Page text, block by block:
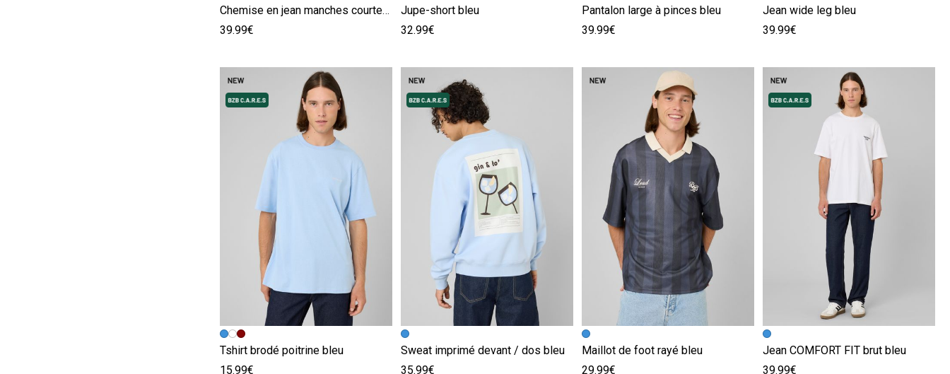
Chemise en jean manches courtes bleu
39.99€
Jupe-short bleu
32.99€
Pantalon large à pinces bleu
39.99€
Jean wide leg bleu
39.99€
Image précédente
Image suivante
Tshirt brodé poitrine bleu
15.99€
Image précédente
Image suivante
Sweat imprimé devant / dos bleu
35.99€
Image précédente
Image suivante
Maillot de foot rayé bleu
29.99€
Image précédente
Image suivante
Jean COMFORT FIT brut bleu
39.99€